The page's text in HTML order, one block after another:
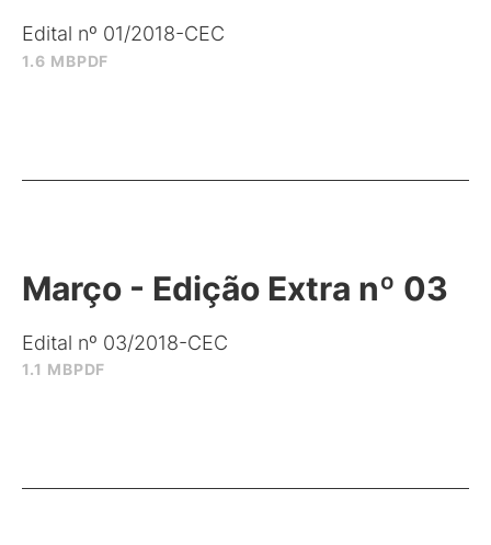
1.6 MBPDF
Edital nº 01/2018-CEC
1.1 MBPDF
Março - Edição Extra nº 03
Edital nº 03/2018-CEC